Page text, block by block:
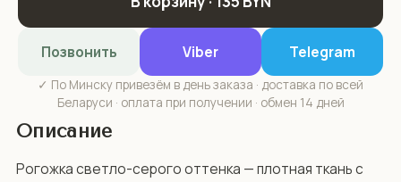
Позвонить Viber Telegram
✓ По Минску привезём в день заказа · доставка по всей
Беларуси · оплата при получении · обмен 14 дней
Описание
Рогожка светло-серого оттенка — плотная ткань с